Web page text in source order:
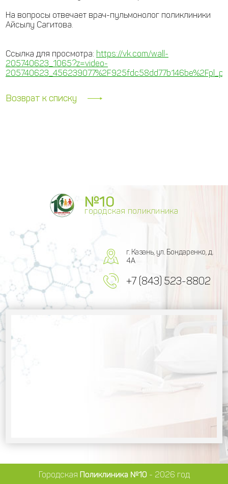
На вопросы отвечает врач-пульмонолог поликлиники
Айсылу Сагитова.
Ссылка для просмотра: https://vk.com/wall-
205740623_1065?z=video-
Возврат к списку
№10
городская поликлиника
г. Казань, ул. Бондаренко, д.
4А
+7 (843) 523-8802
Городская Поликлиника №10 - 2026 год